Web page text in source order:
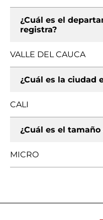
¿Cuál es el
registra?
VALLE DEL CAUCA
¿Cuál es la ciudad
CALI
¿Cuál es el
MICRO